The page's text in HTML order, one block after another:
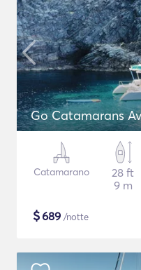
Go Catamarans
Catamarano
28 ft
9 m
$689 /notte